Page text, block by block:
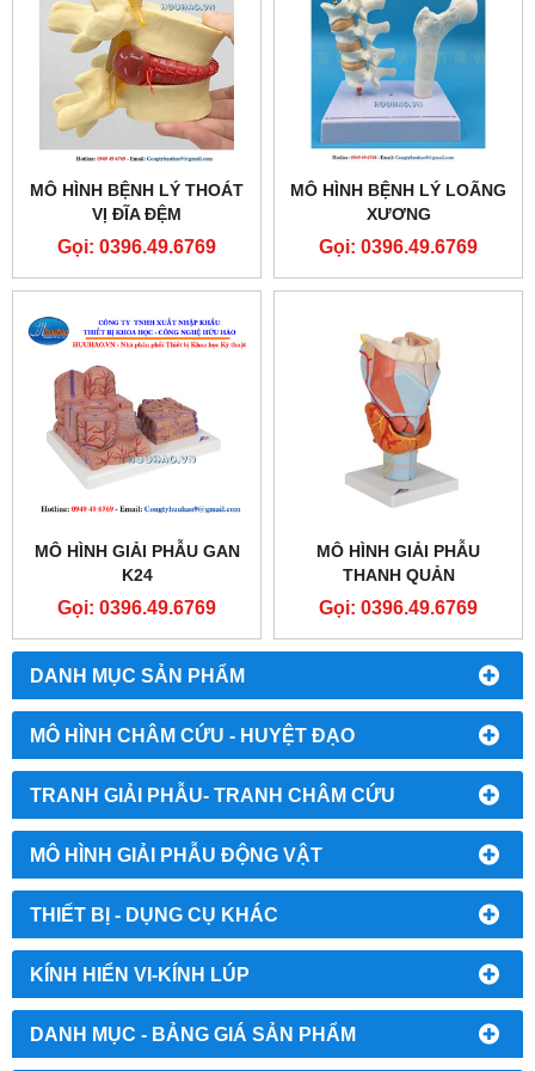
DANH MỤC SẢN PHẨM
MÔ HÌNH CHÂM CỨU - HUYỆT ĐẠO
TRANH GIẢI PHẪU- TRANH CHÂM CỨU
MÔ HÌNH GIẢI PHẪU ĐỘNG VẬT
THIẾT BỊ - DỤNG CỤ KHÁC
KÍNH HIỂN VI-KÍNH LÚP
DANH MỤC - BẢNG GIÁ SẢN PHẨM
MÔ HÌNH BỆNH LÝ THOÁT
VỊ ĐĨA ĐỆM
Gọi: 0396.49.6769
MÔ HÌNH BỆNH LÝ LOÃNG
XƯƠNG
Gọi: 0396.49.6769
MÔ HÌNH GIẢI PHẪU GAN
K24
Gọi: 0396.49.6769
MÔ HÌNH GIẢI PHẪU
THANH QUẢN
Gọi: 0396.49.6769